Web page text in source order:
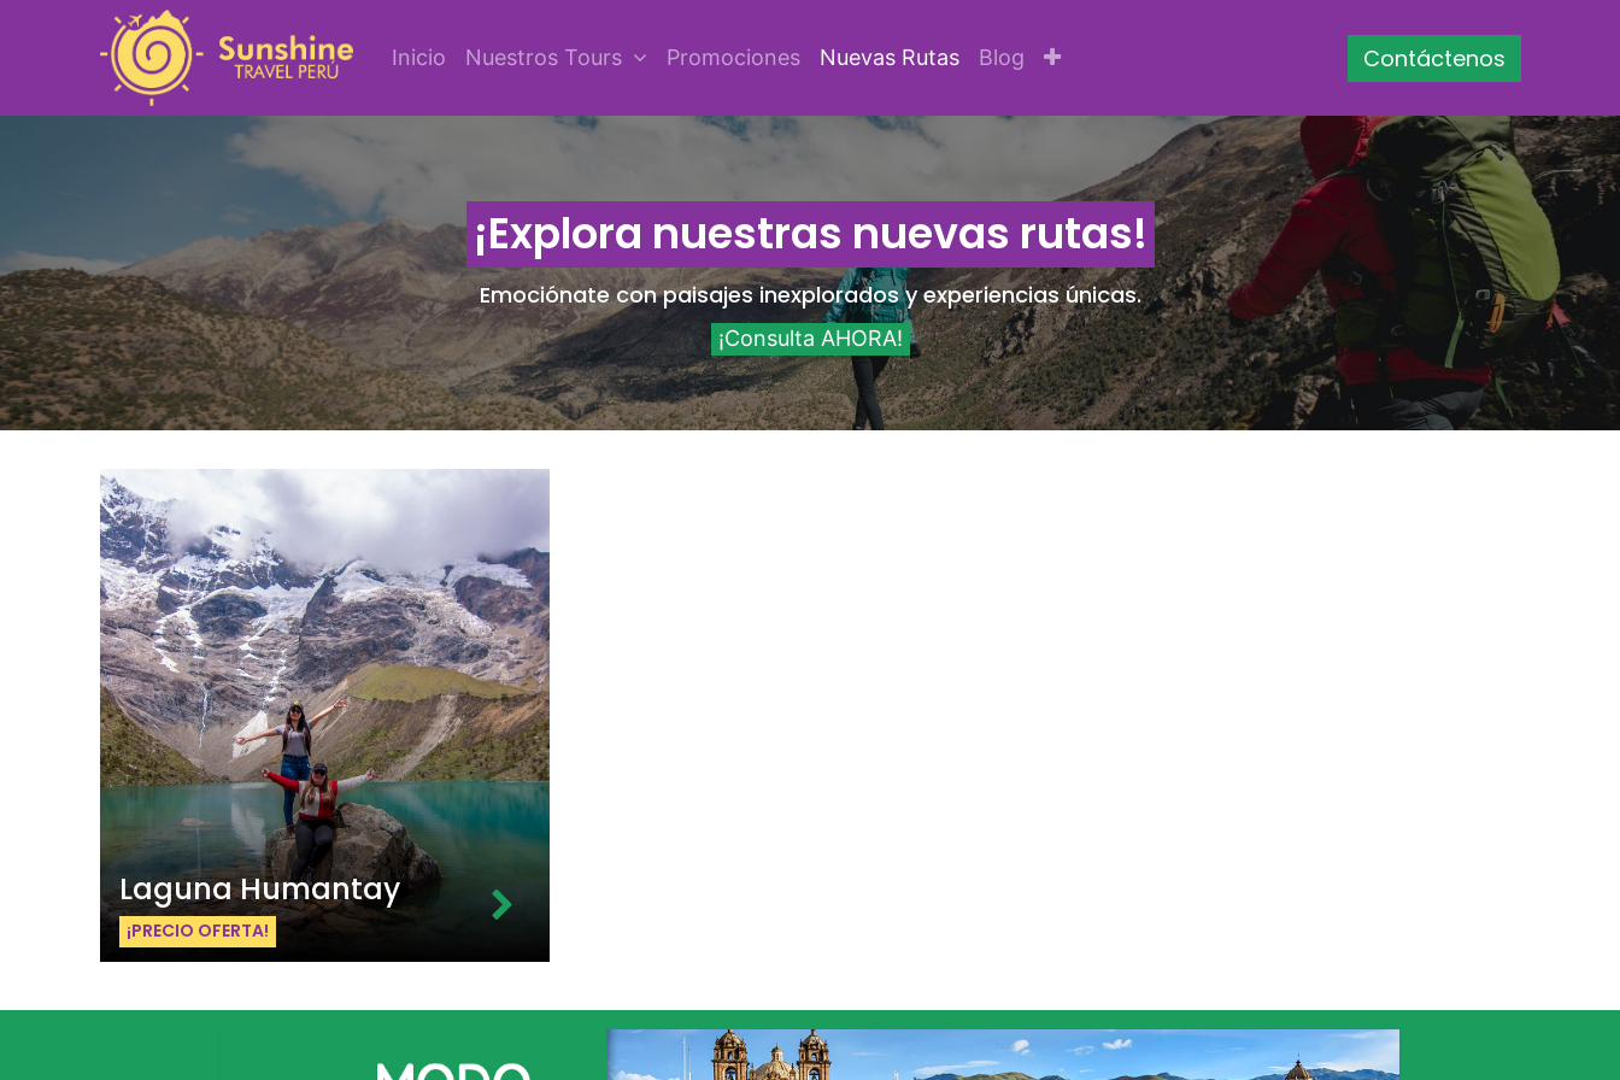
Inicio Nuestros Tours Promociones Nuevas Rutas Blog Contáctenos
¡Explora nuestras nuevas rutas!
Emociónate con paisajes inexplorados y experiencias únicas.
¡Consulta AHORA!
Laguna Humantay
¡PRECIO OFERTA!